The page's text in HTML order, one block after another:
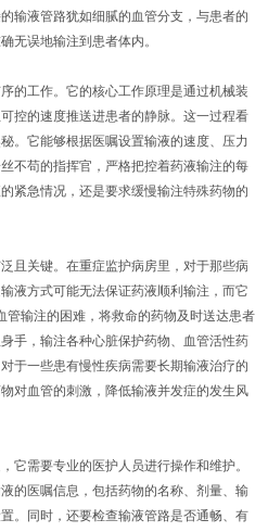
输液管路犹如细腻的血管分支，与患者的
无误地输注到患者体内。
工作。它的核心工作原理是通过机械装
控的速度推送进患者的静脉。这一过程看
。它能够根据医嘱设置输液的速度、压力
不苟的指挥官，严格把控着药液输注的每
紧急情况，还是要求缓慢输注特殊药物的
关键。在重症监护病房里，对于那些病
液方式可能无法保证药液顺利输注，而它
输注的困难，将救命的药物及时送达患者
手，输注各种心脏保护药物、血管活性药
于一些患有慢性疾病需要长期输液治疗的
对血管的刺激，降低输液并发症的发生风
需要专业的医护人员进行操作和维护。
的医嘱信息，包括药物的名称、剂量、输
。同时，还要检查输液管路是否通畅、有